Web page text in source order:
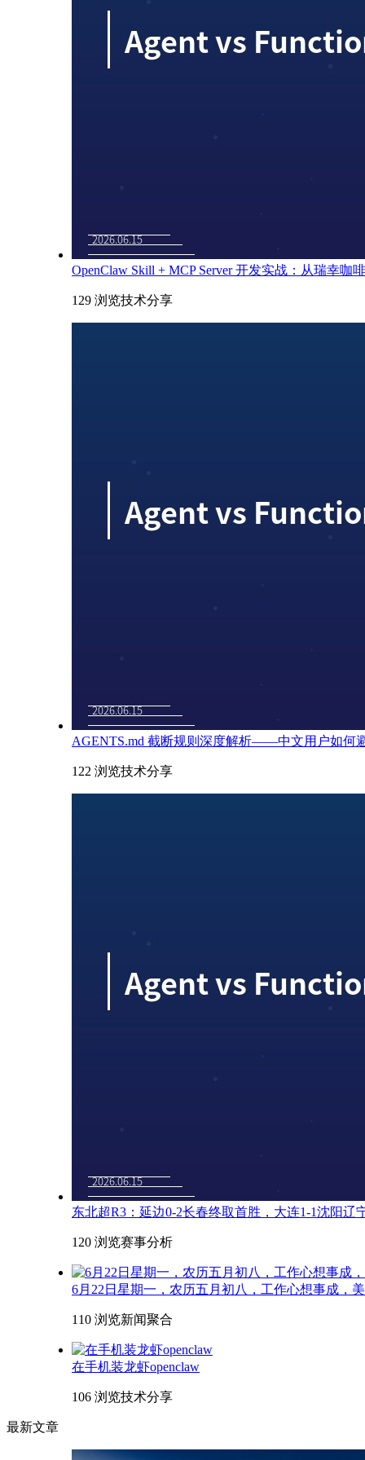
OpenClaw Skill + MCP Server 开发实战：从瑞幸咖
129 浏览技术分享
AGENTS.md 截断规则深度解析——中文用户如何
122 浏览技术分享
东北超R3：延边0-2长春终取首胜，大连1-1沈阳辽
120 浏览赛事分析
6月22日星期一，农历五月初八，工作心想事成，
110 浏览新闻聚合
在手机装龙虾openclaw
106 浏览技术分享
最新文章